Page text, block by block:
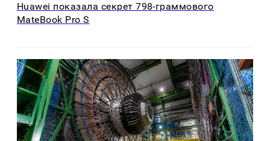
Huawei показала секрет 798-граммового
MateBook Pro S